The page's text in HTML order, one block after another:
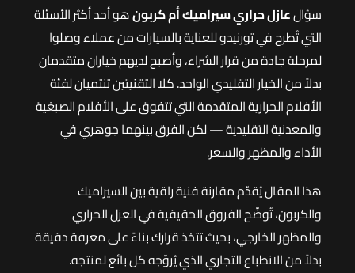
سؤالعازل حراري سيراميك أم كربونهو أحد أكثر الأسئلة
التي تُطرح في تورنيدو للعناية بالسيارات من عملاء وصلوا
لمرحلة جادة من قرار الشراء، وأصبح لديهم خياران متقدمان
بدلاً من الخيار التقليدي الواحد. كلا التقنيتين تنتميان لفئة
الأفلام الحرارية المتقدمة التي تتفوق على الأفلام الصبغية
والمعدنية التقليدية — لكن الفرق بينهما جوهري في
الأداء والمظهر والسعر.
هذا المقال يُقدّم مقارنة فنية راقية بين السيراميك
والكربون، تُوضّح الفروق الحقيقية في العزل الحراري
والمظهر الخارجي، بحيث تتخذ قرارك بناءً على معرفة دقيقة
بدلاً من الانطباع التجاري الذي يُروّجه كل بائع لمنتجه.